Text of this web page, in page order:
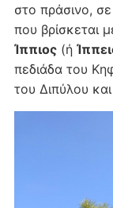
στο πράσινο,
που βρίσκεται
Ίππιος(ή
πεδιάδα του
του Διπύλου